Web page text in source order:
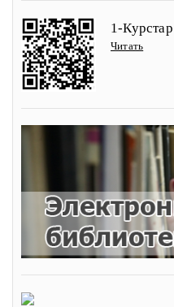
1-
Читать